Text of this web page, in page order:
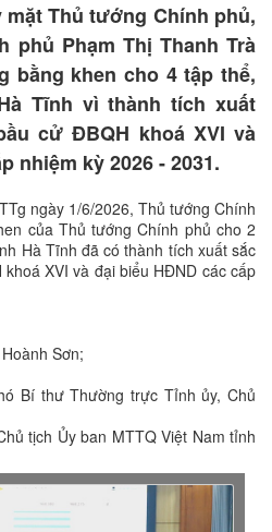
mặt Thủ tướng Chính phủ,
phủ Phạm Thị Thanh Trà
bằng khen cho 4 tập thể,
Tĩnh vì thành tích xuất
cử ĐBQH khoá XVI và
nhiệm kỳ 2026 - 2031.
ngày 1/6/2026, Thủ tướng Chính
của Thủ tướng Chính phủ cho 2
Hà Tĩnh đã có thành tích xuất sắc
XVI và đại biểu HĐND các cấp
Sơn;
Bí thư Thường trực Tỉnh ủy, Chủ
tịch Ủy ban MTTQ Việt Nam tỉnh